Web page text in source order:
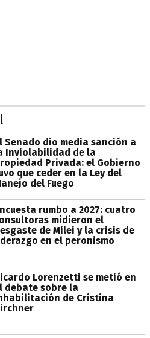
Senado dio media sanción a
Inviolabilidad de la
Privada: el Gobierno
que ceder en la Ley del
del Fuego
rumbo a 2027: cuatro
midieron el
de Milei y la crisis de
en el peronismo
Lorenzetti se metió en
debate sobre la
de Cristina